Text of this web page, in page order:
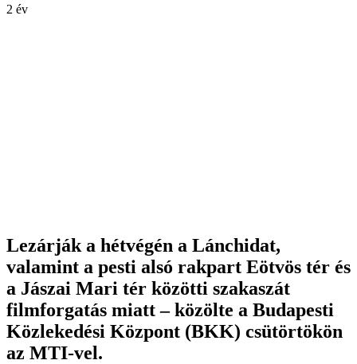
2 év
Lezárják a hétvégén a Lánchidat,
valamint a pesti alsó rakpart Eötvös tér és
a Jászai Mari tér közötti szakaszát
filmforgatás miatt – közölte a Budapesti
Közlekedési Központ (BKK) csütörtökön
az MTI-vel.